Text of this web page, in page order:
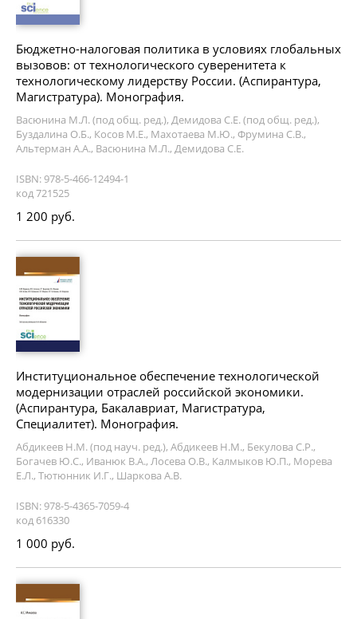
Бюджетно-налоговая политика в условиях глобальных
вызовов: от технологического суверенитета к
технологическому лидерству России. (Аспирантура,
Магистратура). Монография.
Васюнина М.Л. (под общ. ред.), Демидова С.Е. (под общ. ред.),
Буздалина О.Б., Косов М.Е., Махотаева М.Ю., Фрумина С.В.,
Альтерман А.А., Васюнина М.Л., Демидова С.Е.
ISBN: 978-5-466-12494-1
код 721525
1 200 руб.
Институциональное обеспечение технологической
модернизации отраслей российской экономики.
(Аспирантура, Бакалавриат, Магистратура,
Специалитет). Монография.
Абдикеев Н.М. (под науч. ред.), Абдикеев Н.М., Бекулова С.Р.,
Богачев Ю.С., Иванюк В.А., Лосева О.В., Калмыков Ю.П., Морева
Е.Л., Тютюнник И.Г., Шаркова А.В.
ISBN: 978-5-4365-7059-4
код 616330
1 000 руб.